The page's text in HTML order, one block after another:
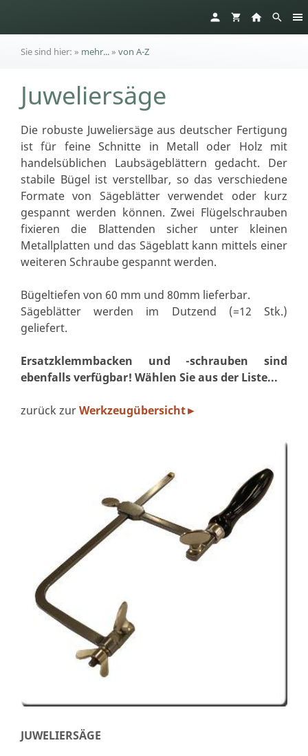
Sie sind hier: » mehr...» von A-Z
Juweliersäge
Die robuste Juweliersäge aus deutscher Fertigung
ist für feine Schnitte in Metall oder Holz mit
handelsüblichen Laubsägeblättern gedacht. Der
stabile Bügel ist verstellbar, so das verschiedene
Formate von Sägeblätter verwendet oder kurz
gespannt werden können. Zwei Flügelschrauben
fixieren die Blattenden sicher unter kleinen
Metallplatten und das Sägeblatt kann mittels einer
weiteren Schraube gespannt werden.
Bügeltiefen von 60 mm und 80mm lieferbar.
Sägeblätter werden im Dutzend (=12 Stk.)
geliefert.
Ersatzklemmbacken und -schrauben sind
ebenfalls verfügbar! Wählen Sie aus der Liste...
zurück zurWerkzeugübersicht►
JUWELIERSÄGE